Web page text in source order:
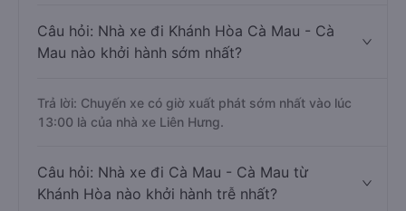
Câu hỏi: Nhà xe đi Khánh Hòa Cà Mau - Cà
Mau nào khởi hành sớm nhất?
Trả lời: Chuyến xe có giờ xuất phát sớm nhất vào lúc
13:00 là của nhà xe Liên Hưng.
Câu hỏi: Nhà xe đi Cà Mau - Cà Mau từ
Khánh Hòa nào khởi hành trễ nhất?